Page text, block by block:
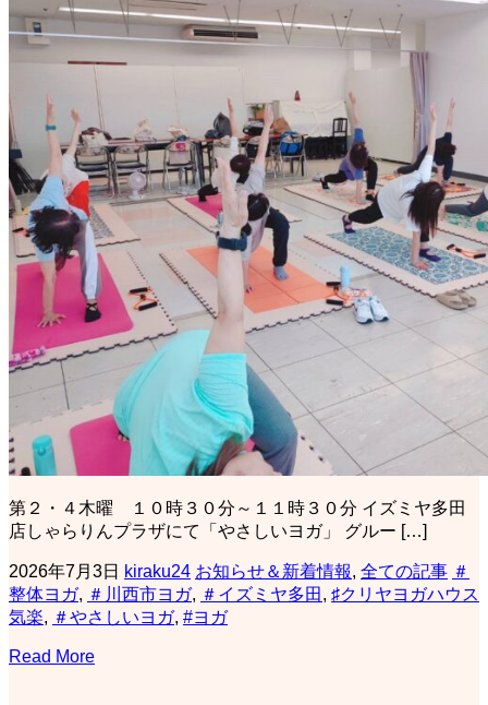
第２・４木曜 １０時３０分～１１時３０分 イズミヤ多田
店しゃらりんプラザにて「やさしいヨガ」 グルー […]
2026年7月3日 kiraku24 お知らせ＆新着情報, 全ての記事 ＃
整体ヨガ, ＃川西市ヨガ, ＃イズミヤ多田 , ♯クリヤヨガハウス
気楽, ＃やさしいヨガ, #ヨガ
Read More